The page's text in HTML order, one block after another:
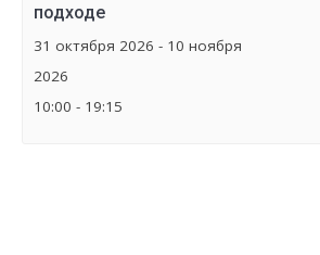
подходе
31 октября 2026 - 10 ноября
2026
10:00 - 19:15